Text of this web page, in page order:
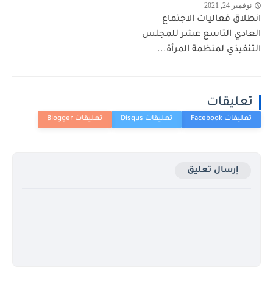
نوفمبر 24, 2021
انطلاق فعاليات الاجتماع
العادي التاسع عشر للمجلس
التنفيذي لمنظمة المرأة...
تعليقات
إرسال تعليق